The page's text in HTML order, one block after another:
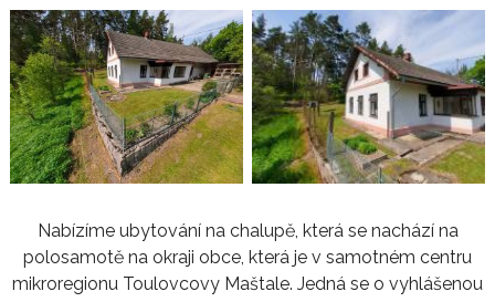
Nabízíme ubytování na chalupě, která se nachází na
polosamotě na okraji obce, která je v samotném centru
mikroregionu Toulovcovy Maštale. Jedná se o vyhlášenou